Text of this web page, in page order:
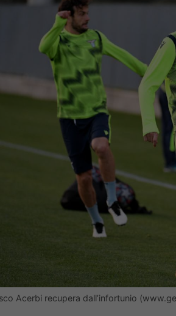
Acerbi recupera dall’infortunio